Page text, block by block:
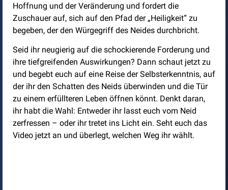
Hoffnung und der Veränderung und fordert die
Zuschauer auf, sich auf den Pfad der „Heiligkeit“ zu
begeben, der den Würgegriff des Neides durchbricht.
Seid ihr neugierig auf die schockierende Forderung und
ihre tiefgreifenden Auswirkungen? Dann schaut jetzt zu
und begebt euch auf eine Reise der Selbsterkenntnis, auf
der ihr den Schatten des Neids überwinden und die Tür
zu einem erfüllteren Leben öffnen könnt. Denkt daran,
ihr habt die Wahl: Entweder ihr lasst euch vom Neid
zerfressen – oder ihr tretet ins Licht ein. Seht euch das
Video jetzt an und überlegt, welchen Weg ihr wählt.